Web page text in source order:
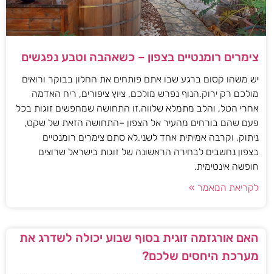
צימרים רומנטיים בצפון – כשאהבה וטבע נפגשים
יש משהו קסום ברגע שבו אתם פותחים את החלון בבוקר ורואים
מולכם רק ירוק.הנוף נפרש מולכם, ציוץ ציפורים, ריח האדמה
אחרי הטל, והלב מתמלא שלווה.זו התחושה שמחפשים זוגות בכל
פעם שהם בורחים מהעיר אל הצפון –התחושה הזאת של שקט,
ניתוק, וקרבה אמיתית אחד לשני.לא סתם צימרים רומנטיים
בצפון נחשבים לבחירה הראשונה של זוגות בישראל שרוצים
חופשה אינטימית.
לקריאת המאמר »
האם אורגזמה זוגית בסוף שבוע יכולה לשדרג את
מערכת היחסים שלכם?